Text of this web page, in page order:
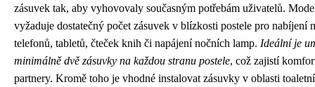
zásuvek tak, aby vyhovovaly současným potřebám uživatelů.
vyžaduje dostatečný počet zásuvek v blízkosti postele pro nabíjení
telefonů, tabletů, čteček knih či napájení nočních lamp. Ideální je
minimálně dvě zásuvky na každou stranu postele, což zajistí
partnery. Kromě toho je vhodné instalovat zásuvky v oblasti